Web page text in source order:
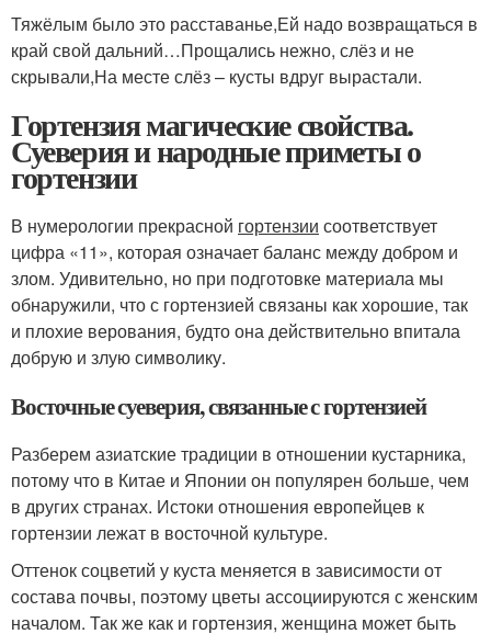
Тяжёлым было это расставанье,Ей надо возвращаться в
край свой дальний…Прощались нежно, слёз и не
скрывали,На месте слёз – кусты вдруг вырастали.
Гортензия магические свойства.
Суеверия и народные приметы о
гортензии
В нумерологии прекрасной гортензии соответствует
цифра «11», которая означает баланс между добром и
злом. Удивительно, но при подготовке материала мы
обнаружили, что с гортензией связаны как хорошие, так
и плохие верования, будто она действительно впитала
добрую и злую символику.
Восточные суеверия, связанные с гортензией
Разберем азиатские традиции в отношении кустарника,
потому что в Китае и Японии он популярен больше, чем
в других странах. Истоки отношения европейцев к
гортензии лежат в восточной культуре.
Оттенок соцветий у куста меняется в зависимости от
состава почвы, поэтому цветы ассоциируются с женским
началом. Так же как и гортензия, женщина может быть